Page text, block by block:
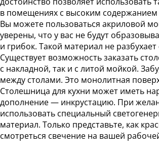
в помещениях с высоким содержанием
Вы можете пользоваться акриловой
уверены, что у вас не будут
и грибок. Такой материал не
Существует возможность заказать
с накладной, так и с литой мойкой.
между столами. Это монолитная
Столешница для кухни может иметь
дополнение — инкрустацию. При
использовать специальный
материал. Только представьте, как
смотреться свечение на вашей